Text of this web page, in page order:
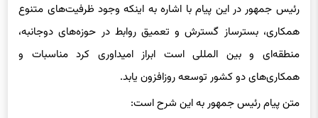
رئیس جمهور در این پیام با اشاره به اینکه وجود ظرفیت‌های متنوع
همکاری، بسترساز گسترش و تعمیق روابط در حوزه‌های دوجانبه،
منطقه‌ای و بین المللی است ابراز امیداوری کرد مناسبات و
همکاری‌های دو کشور توسعه روزافزون یابد.
متن پیام رئیس جمهور به این شرح است: